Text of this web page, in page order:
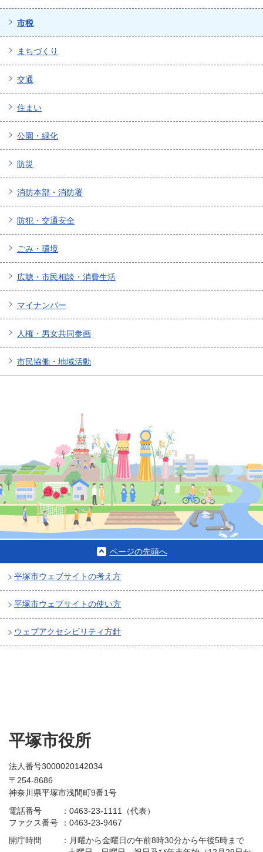
市税
まちづくり
交通
住まい
公園・緑化
防災
消防本部・消防署
防犯・交通安全
ごみ・環境
広聴・市民相談・消費生活
マイナンバー
人権・男女共同参画
市民協働・地域活動
ページの先頭へ
平塚市ウェブサイトの考え方
平塚市ウェブサイトの使い方
ウェブアクセシビリティ方針
平塚市役所
法人番号3000020142034
〒254-8686
神奈川県平塚市浅間町9番1号
電話番号
：0463-23-1111（代表）
ファクス番号
：0463-23-9467
開庁時間
： 月曜から金曜日の午前8時30分から午後5時まで